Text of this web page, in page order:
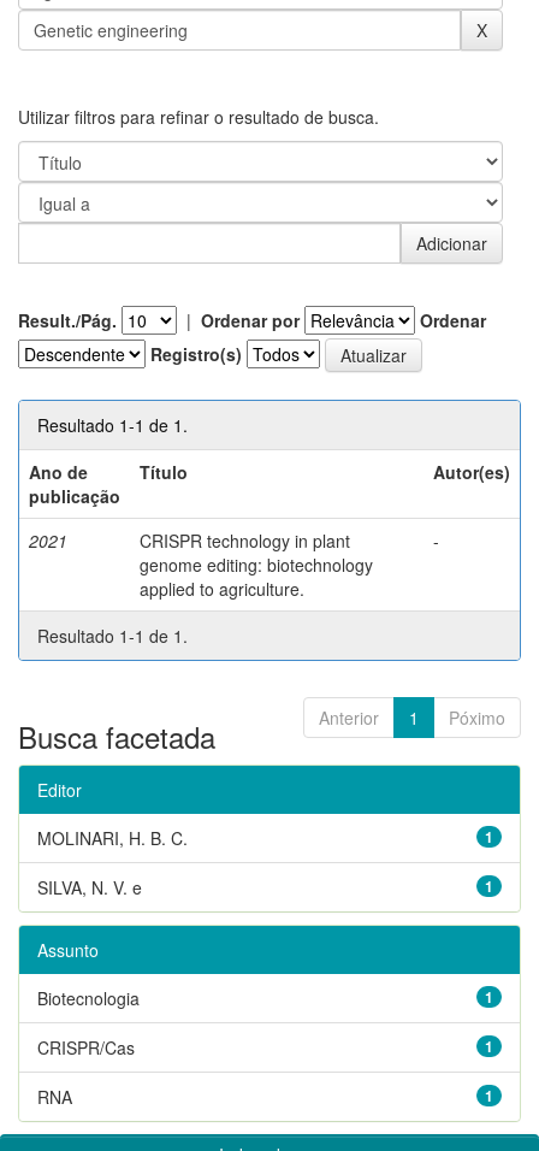
Utilizar filtros para refinar o resultado de busca.
Result./Pág. | Ordenar por
Ordenar
Registro(s)
Resultado 1-1 de 1.
Ano de
publicação
Título Autor(es)
2021
CRISPR technology in plant
genome editing: biotechnology
applied to agriculture.
-
Resultado 1-1 de 1.
Anterior 1 Póximo
Busca facetada
Editor
1
MOLINARI, H. B. C.
1
SILVA, N. V. e
Assunto
1
Biotecnologia
1
CRISPR/Cas
1
RNA